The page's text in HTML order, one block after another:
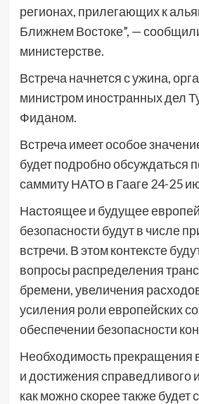
регионах, прилегающих к
Ближнем Востоке”, —
министерстве.
Встреча начнется с ужина,
министром иностранных дел
Фиданом.
Встреча имеет особое
будет подробно обсуждаться
саммиту НАТО в Гааге 24-25
Настоящее и будущее
безопасности будут в числе
встречи. В этом контексте
вопросы распределения
бремени, увеличения
усиления роли европейских
обеспечении безопасности
Необходимость прекращения
и достижения справедливого
как можно скорее также будет